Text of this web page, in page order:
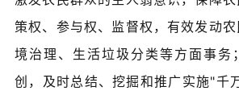
策权、参与权、监督权，有效发动
境治理、生活垃圾分类等方面事务
创，及时总结、挖掘和推广实施"千